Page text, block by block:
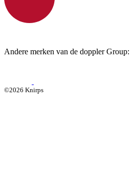
Andere merken van de doppler Group:
©2026 Knirps